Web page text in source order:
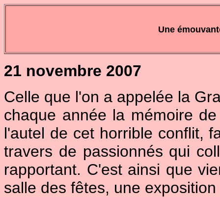
Une
21 novembre 2007
Celle que l'on a appelée la
chaque année la mémoire
l'autel de cet horrible conflit,
travers de passionnés qui
rapportant. C'est ainsi que
salle des fêtes, une